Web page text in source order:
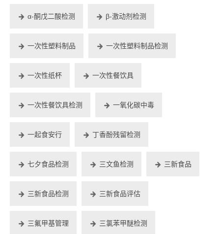
α-酮戊二酸检测 β-激动剂检测
一次性塑料制品 一次性塑料制品检测
一次性纸杯 一次性餐饮具
一次性餐饮具检测 一氧化碳中毒
一起食安行 丁香酚残留检测
七夕食品检测 三文鱼检测 三新食品
三新食品检测 三新食品评估
三氟甲基管理 三氯苯甲醚检测